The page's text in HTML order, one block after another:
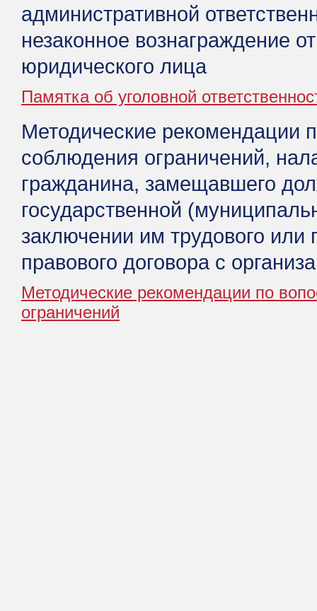
административной
незаконное вознаграждение
юридического лица
Памятка об уголовной
Методические рекомендации
соблюдения ограничений,
гражданина, замещавшего
государственной
заключении им трудового или
правового договора с
Методические рекомендации по
ограничений